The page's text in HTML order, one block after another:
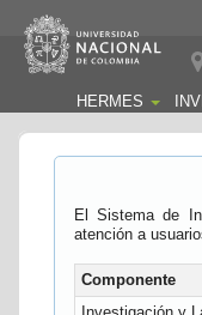
HERMES
El Sistema de
atención a
Componente